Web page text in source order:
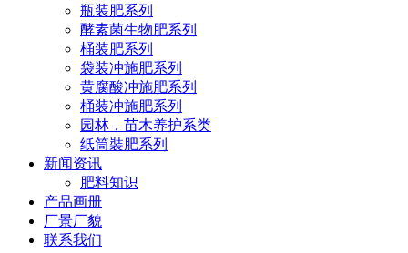
瓶装肥系列
酵素菌生物肥系列
桶装肥系列
袋装冲施肥系列
黄腐酸冲施肥系列
桶装冲施肥系列
园林，苗木养护系类
纸筒裝肥系列
新闻资讯
肥料知识
产品画册
厂景厂貌
联系我们